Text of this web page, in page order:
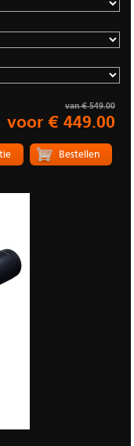
van € 549.00
voor € 449.00